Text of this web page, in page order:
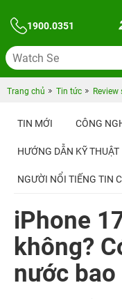
1900.0351
Trang chủ Tin tức
TIN MỚI CÔNG
HƯỚNG DẪN KỸ THUẬT
NGƯỜI NỔI TIẾNG TIN
iPhone
không?
nước bao